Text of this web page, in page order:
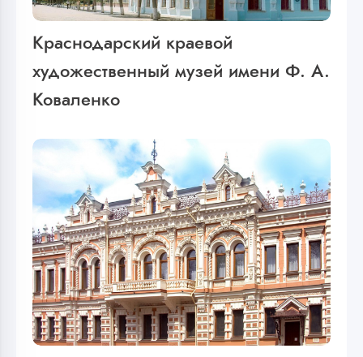
Краснодарский краевой
художественный музей имени Ф. А.
Коваленко